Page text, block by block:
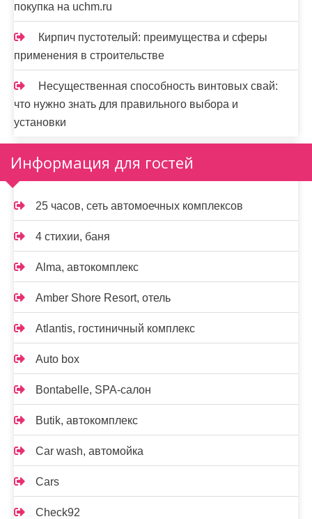
покупка на uchm.ru
Кирпич пустотелый: преимущества и сферы
применения в строительстве
Несущественная способность винтовых свай:
что нужно знать для правильного выбора и
установки
Информация для гостей
25 часов, сеть автомоечных комплексов
4 стихии, баня
Alma, автокомплекс
Amber Shore Resort, отель
Atlantis, гостиничный комплекс
Auto box
Bontabelle, SPA-салон
Butik, автокомплекс
Car wash, автомойка
Cars
Check92